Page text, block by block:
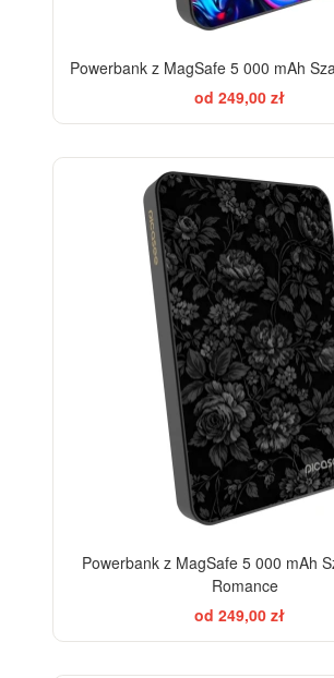
Powerbank z MagSafe 5 000 mAh
od 249,00 zł
Powerbank z MagSafe 5 000 mAh
Romance
od 249,00 zł